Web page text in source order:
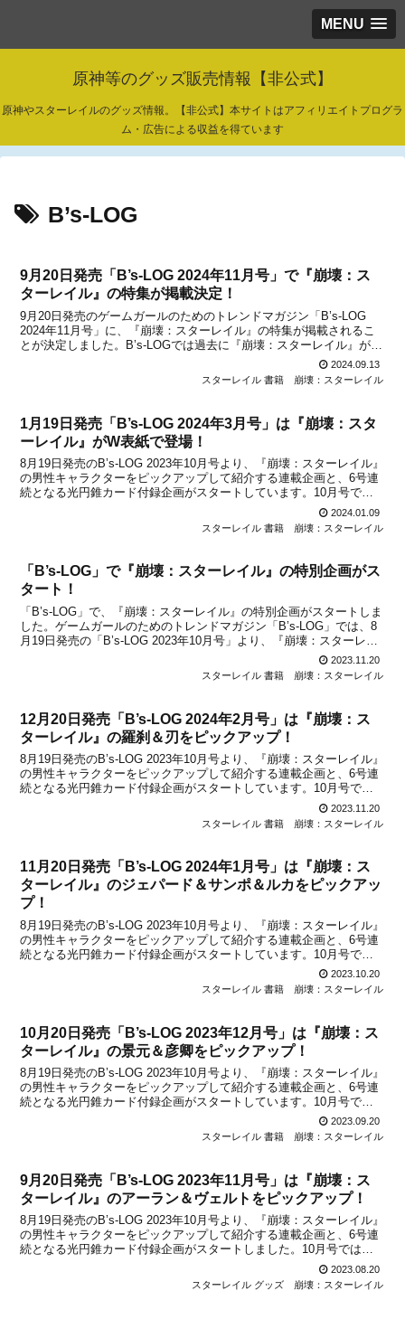
MENU
原神等のグッズ販売情報【非公式】
原神やスターレイルのグッズ情報。【非公式】本サイトはアフィリエイトプログラ
ム・広告による収益を得ています
B’s-LOG
9月20日発売「B’s-LOG 2024年11月号」で『崩壊：ス
ターレイル』の特集が掲載決定！
9月20日発売のゲームガールのためのトレンドマガジン「B’s-LOG
2024年11月号」に、『崩壊：スターレイル』の特集が掲載されるこ
とが決定しました。B’s-LOGでは過去に『崩壊：スターレイル』がW
表紙で登場したこともありますが、再び特集が行われるとのこと。今
2024.09.13
スターレイル 書籍
崩壊：スターレイル
1月19日発売「B’s-LOG 2024年3月号」は『崩壊：スタ
ーレイル』がW表紙で登場！
8月19日発売のB’s-LOG 2023年10月号より、『崩壊：スターレイル』
の男性キャラクターをピックアップして紹介する連載企画と、6号連
続となる光円錐カード付録企画がスタートしています。10月号では
「丹恒」が、11月号では「アーラン＆ヴェルト」が、12月号では
「景元＆彦卿」が、2024年1月号で...
2024.01.09
スターレイル 書籍
崩壊：スターレイル
「B’s-LOG」で『崩壊：スターレイル』の特別企画がス
タート！
「B’s-LOG」で、『崩壊：スターレイル』の特別企画がスタートしま
した。ゲームガールのためのトレンドマガジン「B’s-LOG」では、8
月19日発売の「B’s-LOG 2023年10月号」より、『崩壊：スターレイ
ル』の男性キャラクターをピックアップして紹介する連載企画と、6
2023.11.20
スターレイル 書籍
崩壊：スターレイル
12月20日発売「B’s-LOG 2024年2月号」は『崩壊：ス
ターレイル』の羅刹＆刃をピックアップ！
8月19日発売のB’s-LOG 2023年10月号より、『崩壊：スターレイル』
の男性キャラクターをピックアップして紹介する連載企画と、6号連
続となる光円錐カード付録企画がスタートしています。10月号では
「丹恒」が、11月号では「アーラン＆ヴェルト」が、12月号では
「景元＆彦卿」が、2024年1月号で...
2023.11.20
スターレイル 書籍
崩壊：スターレイル
11月20日発売「B’s-LOG 2024年1月号」は『崩壊：ス
ターレイル』のジェパード＆サンポ＆ルカをピックアッ
プ！
8月19日発売のB’s-LOG 2023年10月号より、『崩壊：スターレイル』
の男性キャラクターをピックアップして紹介する連載企画と、6号連
続となる光円錐カード付録企画がスタートしています。10月号では
「丹恒」が、11月号では「アーラン＆ヴェルト」が、12月号では
「景元＆彦卿」がピックアップして紹介...
2023.10.20
スターレイル 書籍
崩壊：スターレイル
10月20日発売「B’s-LOG 2023年12月号」は『崩壊：ス
ターレイル』の景元＆彦卿をピックアップ！
8月19日発売のB’s-LOG 2023年10月号より、『崩壊：スターレイル』
の男性キャラクターをピックアップして紹介する連載企画と、6号連
続となる光円錐カード付録企画がスタートしています。10月号では
「丹恒」が、11月号では「アーラン＆ヴェルト」がピックアップし
て紹介されましたが、10月20日発売...
2023.09.20
スターレイル 書籍
崩壊：スターレイル
9月20日発売「B’s-LOG 2023年11月号」は『崩壊：ス
ターレイル』のアーラン＆ヴェルトをピックアップ！
8月19日発売のB’s-LOG 2023年10月号より、『崩壊：スターレイル』
の男性キャラクターをピックアップして紹介する連載企画と、6号連
続となる光円錐カード付録企画がスタートしました。10月号では、
『崩壊：スターレイル』のゲーム紹介記事があるほか、記事では「丹
恒」がピックアップして紹介されており...
2023.08.20
スターレイル グッズ
崩壊：スターレイル